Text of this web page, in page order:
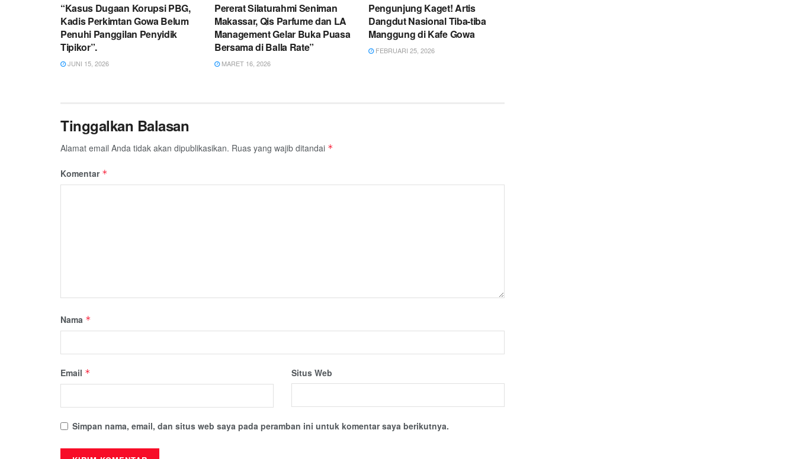
“Kasus Dugaan Korupsi PBG,
Kadis Perkimtan Gowa Belum
Penuhi Panggilan Penyidik
Tipikor”.
JUNI 15, 2026
Pererat Silaturahmi Seniman
Makassar, Qis Parfume dan LA
Management Gelar Buka Puasa
Bersama di Balla Rate”
MARET 16, 2026
Pengunjung Kaget! Artis
Dangdut Nasional Tiba-tiba
Manggung di Kafe Gowa
FEBRUARI 25, 2026
Tinggalkan Balasan
Alamat email Anda tidak akan dipublikasikan. Ruas yang wajib ditandai *
Komentar *
Nama *
Email * Situs Web
Simpan nama, email, dan situs web saya pada peramban ini untuk komentar saya berikutnya.